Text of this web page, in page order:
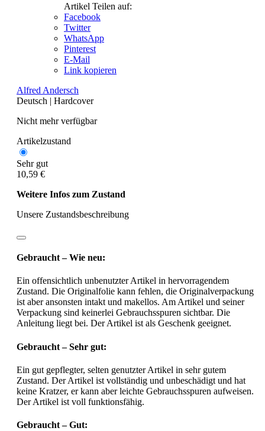
Artikel Teilen auf:
Facebook
Twitter
WhatsApp
Pinterest
E-Mail
Link kopieren
Alfred Andersch
Deutsch | Hardcover
Nicht mehr verfügbar
Artikelzustand
Sehr gut
10,59 €
Weitere Infos zum Zustand
Unsere Zustandsbeschreibung
Gebraucht – Wie neu:
Ein offensichtlich unbenutzter Artikel in hervorragendem
Zustand. Die Originalfolie kann fehlen, die Originalverpackung
ist aber ansonsten intakt und makellos. Am Artikel und seiner
Verpackung sind keinerlei Gebrauchsspuren sichtbar. Die
Anleitung liegt bei. Der Artikel ist als Geschenk geeignet.
Gebraucht – Sehr gut:
Ein gut gepflegter, selten genutzter Artikel in sehr gutem
Zustand. Der Artikel ist vollständig und unbeschädigt und hat
keine Kratzer, er kann aber leichte Gebrauchsspuren aufweisen.
Der Artikel ist voll funktionsfähig.
Gebraucht – Gut: